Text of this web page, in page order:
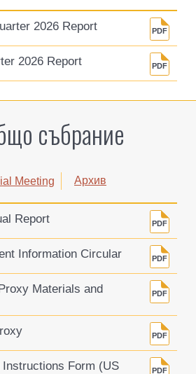
2026 Report
2026 Report
събрание
Meeting Архив
Report
Information Circular
Materials and
Instructions Form (US